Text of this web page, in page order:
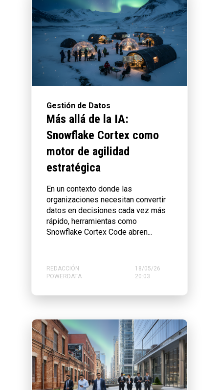
Gestión de Datos
Más allá de la IA:
Snowflake Cortex como
motor de agilidad
estratégica
En un contexto donde las
organizaciones necesitan convertir
datos en decisiones cada vez más
rápido, herramientas como
Snowflake Cortex Code abren...
REDACCIÓN
POWERDATA
18/05/26
20:03